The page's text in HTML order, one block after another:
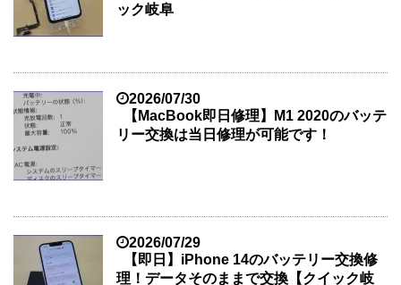
ック岐阜
2026/07/30
【MacBook即日修理】M1 2020のバッテ
リー交換は当日修理が可能です！
2026/07/29
【即日】iPhone 14のバッテリー交換修
理！データそのままで交換【クイック岐